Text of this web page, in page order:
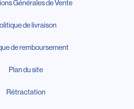
Générales de Vente
de livraison
de remboursement
Plan du site
Rétractation